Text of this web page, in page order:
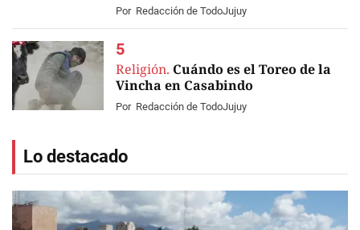
Por Redacción de TodoJujuy
Religión. Cuándo es el Toreo de la
Vincha en Casabindo
Por Redacción de TodoJujuy
Lo destacado